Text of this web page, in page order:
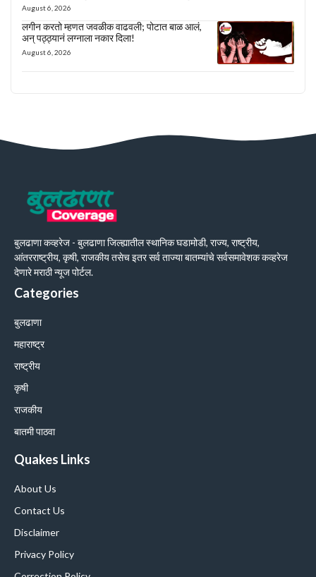
August 6, 2026
लगीन करतो म्हणत जवळीक वाढवली; पोटात बाळ आलं,
अन् पठ्ठ्यानं लग्नाला नकार दिला!
August 6, 2026
बुलढाणा कव्हरेज - बुलढाणा जिल्ह्यातील स्थानिक घडामोडी, राज्य, राष्ट्रीय,
आंतरराष्ट्रीय, कृषी, राजकीय तसेच इतर सर्व ताज्या बातम्यांचे सर्वसमावेशक कव्हरेज
देणारे मराठी न्यूज पोर्टल.
Categories
बुलढाणा
महाराष्ट्र
राष्ट्रीय
कृषी
राजकीय
बातमी पाठवा
Quakes Links
About Us
Contact Us
Disclaimer
Privacy Policy